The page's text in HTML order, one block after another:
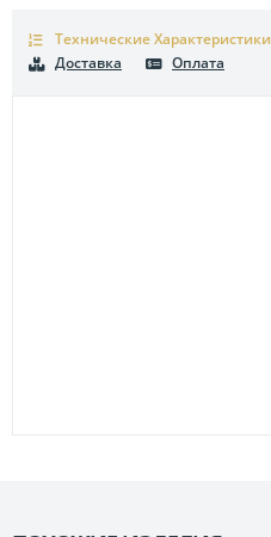
Технические Характеристики
Доставка
Оплата